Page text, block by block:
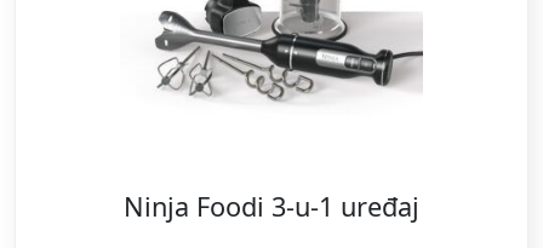
Ninja Foodi 3-u-1 uređaj